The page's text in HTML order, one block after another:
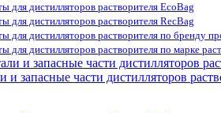
для дистилляторов растворителя EcoBag
для дистилляторов растворителя RecBag
для дистилляторов растворителя по бренду
для дистилляторов растворителя по марке
и запасные части дистилляторов